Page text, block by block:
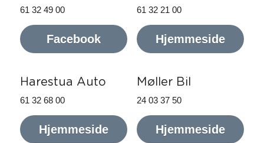
61 32 49 00
Facebook
61 32 21 00
Hjemmeside
Harestua Auto
61 32 68 00
Hjemmeside
Møller Bil
24 03 37 50
Hjemmeside